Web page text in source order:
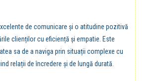
de comunicare și o atitudine pozitivă
clienților cu eficiență și empatie. Este
sa de a naviga prin situații complexe cu
relații de încredere și de lungă durată.